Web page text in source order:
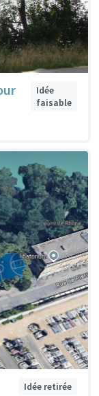
Idée
faisable
Idée retirée